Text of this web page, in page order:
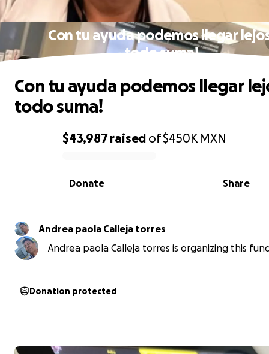
Con tu ayuda podemos llegar
todo suma!
0% complete
$43,987raised of$450K MXN
Share
Donate
Con tu ayuda podemos llegar
todo suma!
Andrea paola Calleja torres
Andrea paola Calleja torres is organizing this
Donation protected